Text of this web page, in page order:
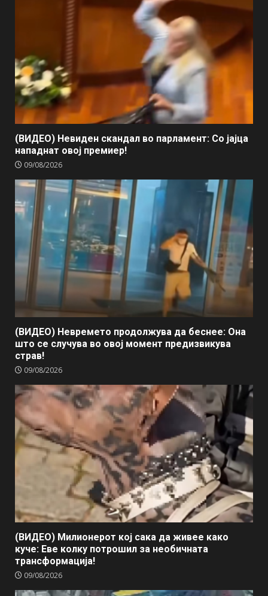
(ВИДЕО) Невиден скандал во парламент: Со јајца
нападнат овој премиер!
09/08/2026
(ВИДЕО) Невремето продолжува да беснее: Она
што се случува во овој момент предизвикува
страв!
09/08/2026
(ВИДЕО) Милионерот кој сака да живее како
куче: Еве колку потрошил за необичната
трансформација!
09/08/2026